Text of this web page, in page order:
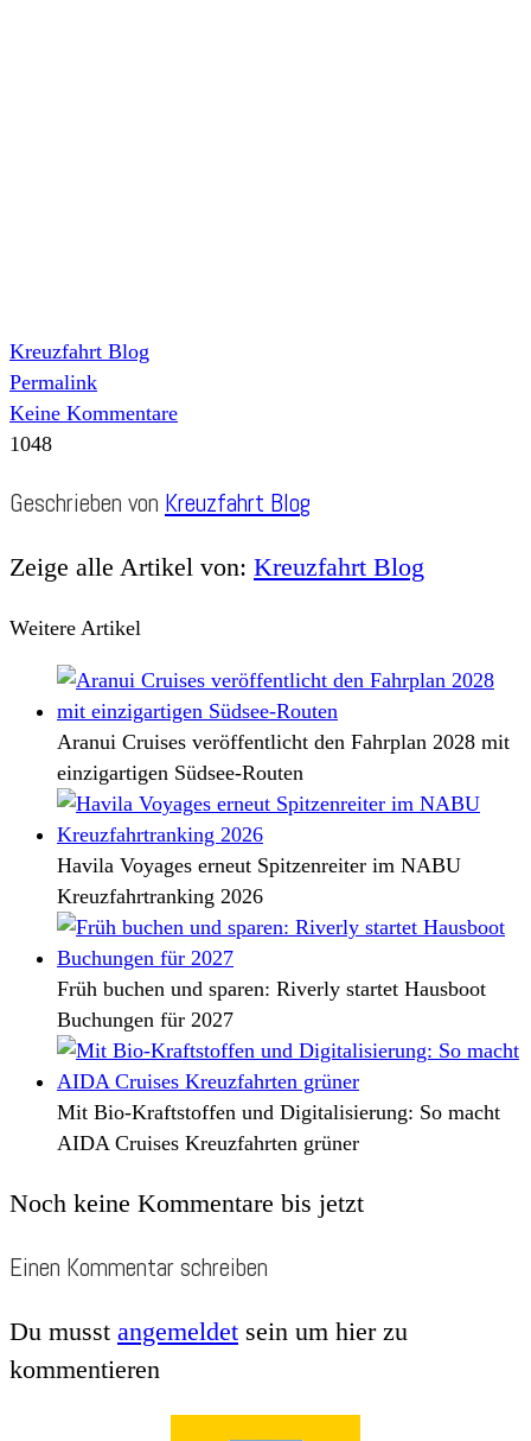
Kreuzfahrt Blog
Permalink
Keine Kommentare
1048
Geschrieben von Kreuzfahrt Blog
Zeige alle Artikel von: Kreuzfahrt Blog
Weitere Artikel
Aranui Cruises veröffentlicht den Fahrplan 2028 mit
einzigartigen Südsee-Routen
Havila Voyages erneut Spitzenreiter im NABU
Kreuzfahrtranking 2026
Früh buchen und sparen: Riverly startet Hausboot
Buchungen für 2027
Mit Bio-Kraftstoffen und Digitalisierung: So macht
AIDA Cruises Kreuzfahrten grüner
Noch keine Kommentare bis jetzt
Einen Kommentar schreiben
Du musst angemeldet sein um hier zu
kommentieren